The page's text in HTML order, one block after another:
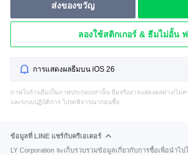
ส่งของขวัญ
ลองใช้สติกเกอร์ & ธีมไม่อั้น
การแสดงผลธีมบน iOS 26
ภาพในร้านธีมเป็นภาพประกอบเท่านั้น ธีมจริงอาจแสดงผลต่าง/ไม่
และระบบปฏิบัติการ โปรดพิจารณาก่อนซื้อ
ข้อมูลที่ LINE แชร์กับครีเอเตอร์
LY Corporation จะเก็บรวบรวมข้อมูลเกี่ยวกับการซื้อเพื่อนำไ